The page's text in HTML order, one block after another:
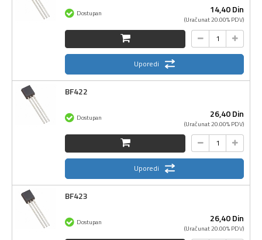
14,40Din
(Uračunat 20.00% PDV)
Dostupan
Uporedi
BF422
26,40Din
(Uračunat 20.00% PDV)
Dostupan
Uporedi
BF423
26,40Din
(Uračunat 20.00% PDV)
Dostupan